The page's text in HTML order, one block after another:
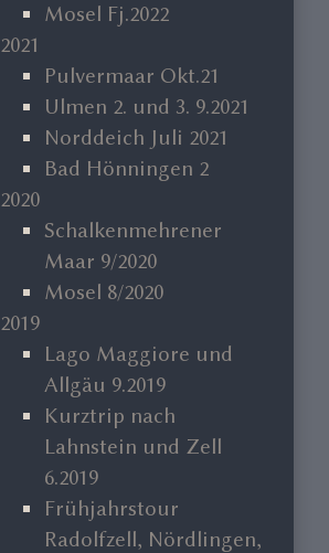
Mosel Fj.2022
2021
Pulvermaar Okt.21
Ulmen 2. und 3. 9.2021
Norddeich Juli 2021
Bad Hönningen 2
2020
Schalkenmehrener
Maar 9/2020
Mosel 8/2020
2019
Lago Maggiore und
Allgäu 9.2019
Kurztrip nach
Lahnstein und Zell
6.2019
Frühjahrstour
Radolfzell, Nördlingen,